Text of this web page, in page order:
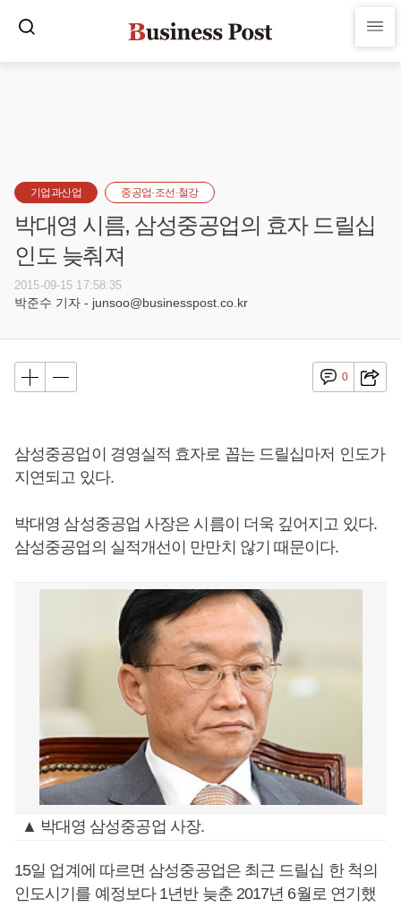
기업과산업 중공업·조선·철강
박대영 시름, 삼성중공업의 효자 드릴십
인도 늦춰져
2015-09-15 17:58:35
박준수 기자 - junsoo@businesspost.co.kr
0
삼성중공업이 경영실적 효자로 꼽는 드릴십마저 인도가
지연되고 있다.
박대영 삼성중공업 사장은 시름이 더욱 깊어지고 있다.
삼성중공업의 실적개선이 만만치 않기 때문이다.
▲ 박대영 삼성중공업 사장.
15일 업계에 따르면 삼성중공업은 최근 드릴십 한 척의
인도시기를 예정보다 1년반 늦춘 2017년 6월로 연기했